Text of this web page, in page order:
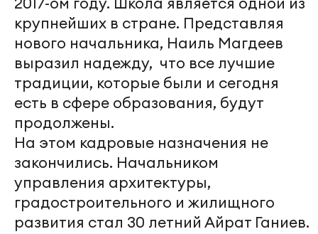
крупнейших в стране. Представляя
нового начальника, Наиль Магдеев
выразил надежду, что все лучшие
традиции, которые были и сегодня
есть в сфере образования, будут
продолжены.
На этом кадровые назначения не
закончились. Начальником
управления архитектуры,
градостроительного и жилищного
развития стал 30 летний Айрат Ганиев.